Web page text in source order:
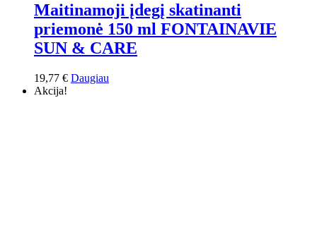
Maitinamoji įdegį skatinanti
priemonė 150 ml FONTAINAVIE
SUN & CARE
19,77 € Daugiau
Akcija!